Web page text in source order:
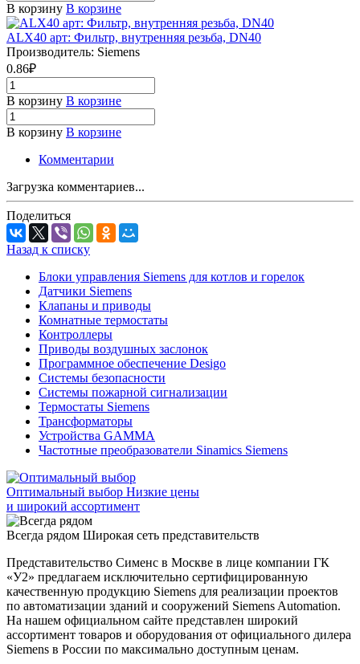
В корзину В корзине
ALX40 арт: Фильтр, внутренняя резьба, DN40
Производитель: Siemens
0.86₽
В корзину В корзине
В корзину В корзине
Комментарии
Загрузка комментариев...
Поделиться
Назад к списку
Блоки управления Siemens для котлов и горелок
Датчики Siemens
Клапаны и приводы
Комнатные термостаты
Контроллеры
Приводы воздушных заслонок
Программное обеспечение Desigo
Системы безопасности
Системы пожарной сигнализации
Термостаты Siemens
Трансформаторы
Устройства GAMMA
Частотные преобразователи Sinamics Siemens
Оптимальный выбор Низкие цены
и широкий ассортимент
Всегда рядом Широкая сеть представительств
Представительство Сименс в Москве в лице компании ГК
«У2» предлагаем исключительно сертифицированную
качественную продукцию Siemens для реализации проектов
по автоматизации зданий и сооружений Siemens Automation.
На нашем официальном сайте представлен широкий
ассортимент товаров и оборудования от официального дилера
Siemens в России по максимально доступным ценам.